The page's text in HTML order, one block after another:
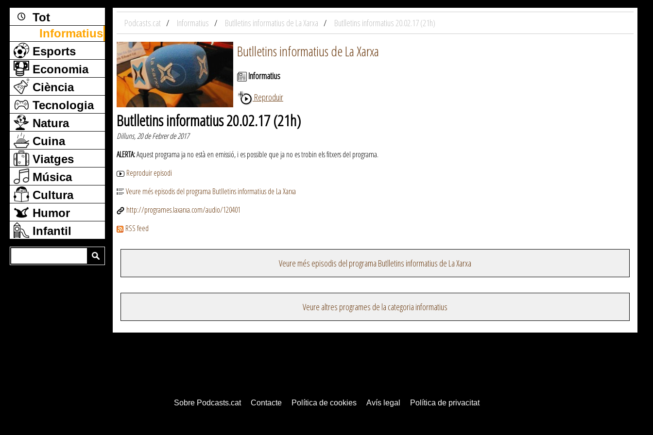
Tot
Informatius
Esports
Economia
Ciència
Tecnologia
Natura
Cuina
Viatges
Música
Cultura
Humor
Infantil
Podcasts.cat Informatius Butlletins informatius de La Xarxa Butlletins informatius 20.02.17 (21h)
Butlletins informatius de La Xarxa
Informatius
Reproduir
Butlletins informatius 20.02.17 (21h)
Dilluns, 20 de Febrer de 2017
ALERTA:Aquest programa ja no està en emissió, i es possible que ja no es trobin els fitxers del programa.
Reproduir episodi
Veure més episodis del programa Butlletins informatius de La Xarxa
http://programes.laxarxa.com/audio/120401
RSS feed
Veure més episodis del programa Butlletins informatius de La Xarxa
Veure altres programes de la categoria informatius
Sobre Podcasts.cat Contacte Política de cookies Avís legal Política de privacitat